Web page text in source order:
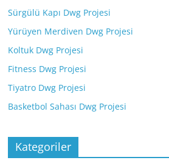
Sürgülü Kapı Dwg Projesi
Yürüyen Merdiven Dwg Projesi
Koltuk Dwg Projesi
Fitness Dwg Projesi
Tiyatro Dwg Projesi
Basketbol Sahası Dwg Projesi
Kategoriler